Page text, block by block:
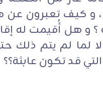
و كيف تعبرون عن
؟ و هل أُقيمت له
لما لم يتم ذلك
قد تكون عابثة؟؟